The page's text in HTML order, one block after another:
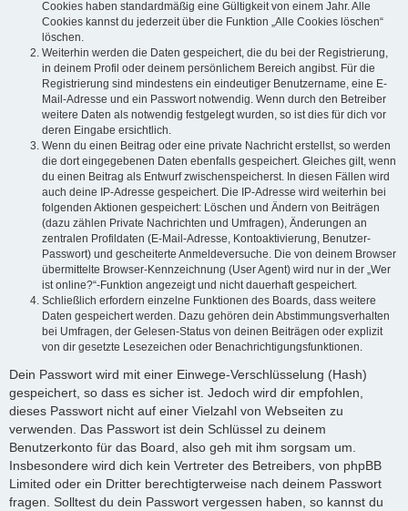
Cookies haben standardmäßig eine Gültigkeit von einem Jahr. Alle
Cookies kannst du jederzeit über die Funktion „Alle Cookies löschen“
löschen.
Weiterhin werden die Daten gespeichert, die du bei der Registrierung,
in deinem Profil oder deinem persönlichem Bereich angibst. Für die
Registrierung sind mindestens ein eindeutiger Benutzername, eine E-
Mail-Adresse und ein Passwort notwendig. Wenn durch den Betreiber
weitere Daten als notwendig festgelegt wurden, so ist dies für dich vor
deren Eingabe ersichtlich.
Wenn du einen Beitrag oder eine private Nachricht erstellst, so werden
die dort eingegebenen Daten ebenfalls gespeichert. Gleiches gilt, wenn
du einen Beitrag als Entwurf zwischenspeicherst. In diesen Fällen wird
auch deine IP-Adresse gespeichert. Die IP-Adresse wird weiterhin bei
folgenden Aktionen gespeichert: Löschen und Ändern von Beiträgen
(dazu zählen Private Nachrichten und Umfragen), Änderungen an
zentralen Profildaten (E-Mail-Adresse, Kontoaktivierung, Benutzer-
Passwort) und gescheiterte Anmeldeversuche. Die von deinem Browser
übermittelte Browser-Kennzeichnung (User Agent) wird nur in der „Wer
ist online?“-Funktion angezeigt und nicht dauerhaft gespeichert.
Schließlich erfordern einzelne Funktionen des Boards, dass weitere
Daten gespeichert werden. Dazu gehören dein Abstimmungsverhalten
bei Umfragen, der Gelesen-Status von deinen Beiträgen oder explizit
von dir gesetzte Lesezeichen oder Benachrichtigungsfunktionen.
Dein Passwort wird mit einer Einwege-Verschlüsselung (Hash)
gespeichert, so dass es sicher ist. Jedoch wird dir empfohlen,
dieses Passwort nicht auf einer Vielzahl von Webseiten zu
verwenden. Das Passwort ist dein Schlüssel zu deinem
Benutzerkonto für das Board, also geh mit ihm sorgsam um.
Insbesondere wird dich kein Vertreter des Betreibers, von phpBB
Limited oder ein Dritter berechtigterweise nach deinem Passwort
fragen. Solltest du dein Passwort vergessen haben, so kannst du